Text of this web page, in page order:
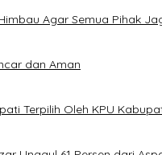
Agar Semua Pihak
dan Aman
Terpilih Oleh KPU